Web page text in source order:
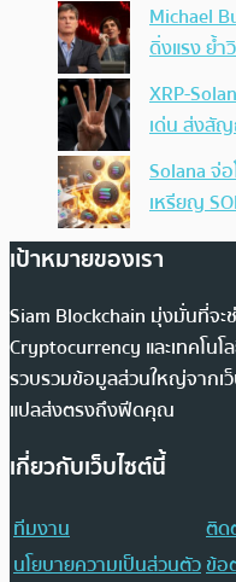
Michael
ดิ่งแรง ย้
XRP-
เด่น ส่งสั
Solana จ่
เหรียญ
เป้าหมายของเรา
Siam Blockchain มุ่งมั่นที่จะ
Cryptocurrency และเทคโน
รวบรวมข้อมูลส่วนใหญ่จากเว็
แปลส่งตรงถึงฟีดคุณ
เกี่ยวกับเว็บไซต์นี้
ทีมงาน
ติด
นโยบายความเป็นส่วนตัวข้อ